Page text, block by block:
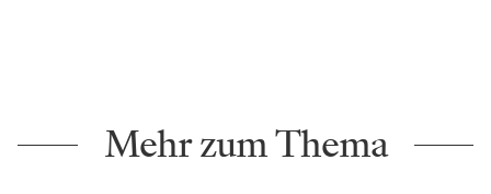
Mehr zum Thema